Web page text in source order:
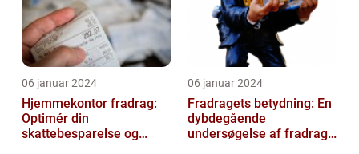
06 januar 2024
Hjemmekontor fradrag:
Optimér din
skattebesparelse og
06 januar 2024
Fradragets betydning: En
dybdegående
undersøgelse af fradrag